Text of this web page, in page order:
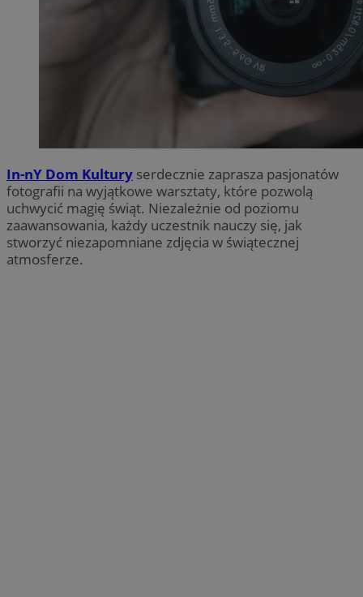
In-nY Dom Kultury serdecznie zaprasza pasjonatów
fotografii na wyjątkowe warsztaty, które pozwolą
uchwycić magię świąt. Niezależnie od poziomu
zaawansowania, każdy uczestnik nauczy się, jak
stworzyć niezapomniane zdjęcia w świątecznej
atmosferze.